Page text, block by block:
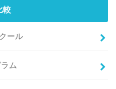
較
ール
ム